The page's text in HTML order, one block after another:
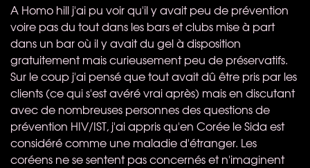
A Homo hill j'ai pu voir qu'il y avait peu de prévention
voire pas du tout dans les bars et clubs mise à part
dans un bar où il y avait du gel à disposition
gratuitement mais curieusement peu de préservatifs.
Sur le coup j'ai pensé que tout avait dû être pris par les
clients (ce qui s'est avéré vrai après) mais en discutant
avec de nombreuses personnes des questions de
prévention HIV/IST, j'ai appris qu'en Corée le Sida est
considéré comme une maladie d'étranger. Les
coréens ne se sentent pas concernés et n'imaginent